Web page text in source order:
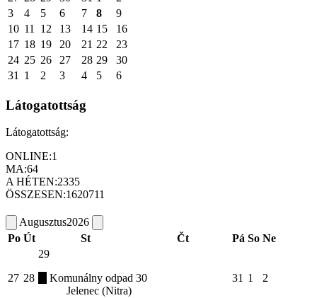
3
4 5 6 7 8
9
10 11 12 13 14 15
16
17 18 19 20 21 22
23
24 25 26 27 28 29
30
31
1 2 3 4 5 6
Látogatottság
Látogatottság:
ONLINE:1
MA:64
A HÉTEN:2335
ÖSSZESEN:1620711
Augusztus2026
Po Út St Čt Pá So Ne
27 28
29
Komunálny odpad
Jelenec (Nitra)
30 31 1 2